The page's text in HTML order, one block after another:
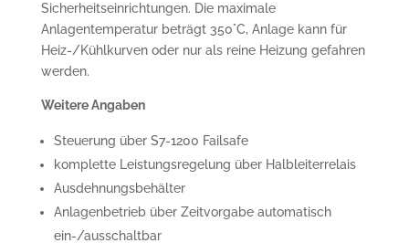
Sicherheitseinrichtungen. Die maximale
Anlagentemperatur beträgt 350°C, Anlage kann für
Heiz-/Kühlkurven oder nur als reine Heizung gefahren
werden.
Weitere Angaben
Steuerung über S7-1200 Failsafe
komplette Leistungsregelung über Halbleiterrelais
Ausdehnungsbehälter
Anlagenbetrieb über Zeitvorgabe automatisch
ein-/ausschaltbar